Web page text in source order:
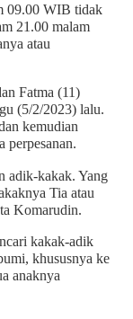
09.00 WIB tidak
21.00 malam
atau
Fatma (11)
(5/2/2023) lalu.
kemudian
perpesanan.
adik-kakak. Yang
Tia atau
Komarudin.
kakak-adik
khususnya ke
anaknya